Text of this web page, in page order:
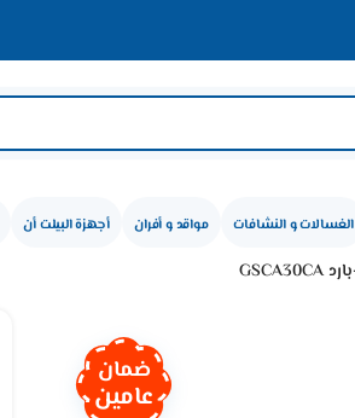
الغسالات و النشافات مواقد و أفران أجهزة البيلت أن
ضمان
عامين